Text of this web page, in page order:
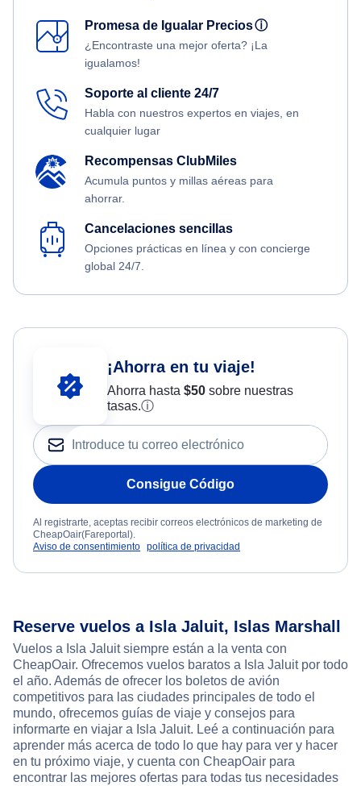
Promesa de Igualar Preciosⓘ
¿Encontraste una mejor oferta? ¡La
igualamos!
Soporte al cliente 24/7
Habla con nuestros expertos en viajes, en
cualquier lugar
Recompensas ClubMiles
Acumula puntos y millas aéreas para
ahorrar.
Cancelaciones sencillas
Opciones prácticas en línea y con concierge
global 24/7.
¡Ahorra en tu viaje!
Ahorra hasta $50sobre nuestras
tasas.ⓘ
Consigue Código
Al registrarte, aceptas recibir correos electrónicos de marketing de
CheapOair(Fareportal).
Aviso de consentimiento política de privacidad
Reserve vuelos a Isla Jaluit, Islas Marshall
Vuelos a Isla Jaluit siempre están a la venta con
CheapOair. Ofrecemos vuelos baratos a Isla Jaluit por todo
el año. Además de ofrecer los boletos de avión
competitivos para las ciudades principales de todo el
mundo, ofrecemos guías de viaje y consejos para
informarte en viajar a Isla Jaluit. Leé a continuación para
aprender más acerca de todo lo que hay para ver y hacer
en tu próximo viaje, y cuenta con CheapOair para
encontrar las mejores ofertas para todas tus necesidades